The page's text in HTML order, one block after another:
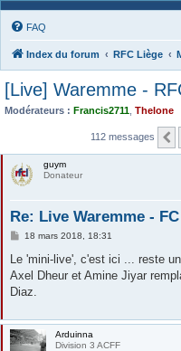
FAQ
Index du forum RFC Liège
[Live] Waremme -
Modérateurs : Francis2711 Thelone
112 messages
guym
Donateur
Re: Live Waremme -
M
s
a
g
18 mars 2018, 18:31
Le 'mini-live', c'est ici ... reste
Axel Dheur et Amine Jiyar
Diaz.
Arduinna
Division 3 ACFF